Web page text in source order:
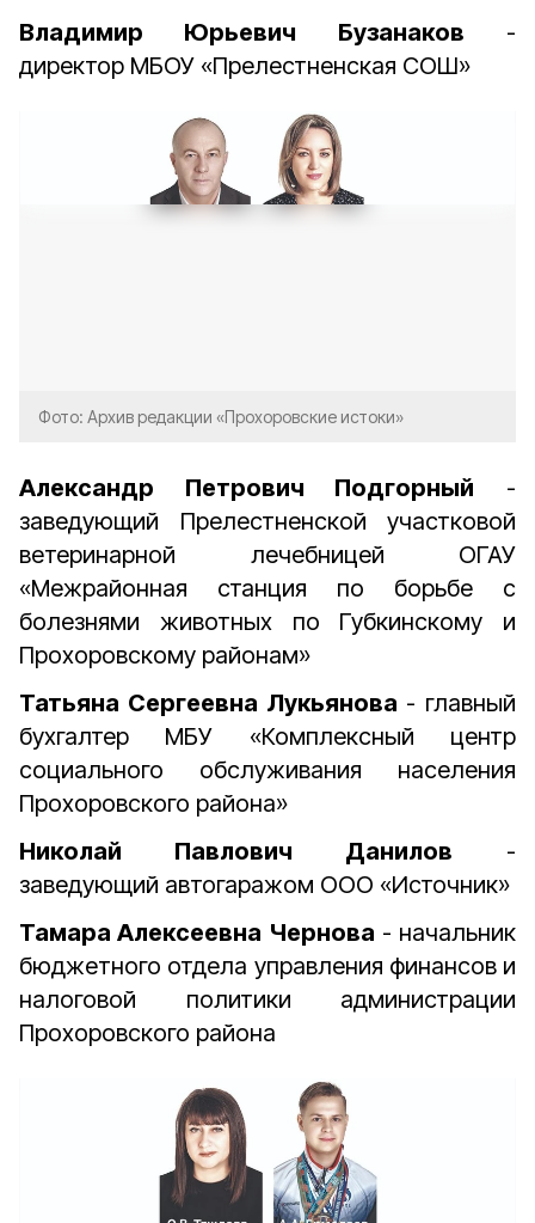
Владимир Юрьевич Бузанаков -
директор МБОУ «Прелестненская СОШ»
Фото: Архив редакции «Прохоровские истоки»
Александр Петрович Подгорный -
заведующий Прелестненской участковой
ветеринарной лечебницей ОГАУ
«Межрайонная станция по борьбе с
болезнями животных по Губкинскому и
Прохоровскому районам»
Татьяна Сергеевна Лукьянова - главный
бухгалтер МБУ «Комплексный центр
социального обслуживания населения
Прохоровского района»
Николай Павлович Данилов -
заведующий автогаражом ООО «Источник»
Тамара Алексеевна Чернова - начальник
бюджетного отдела управления финансов и
налоговой политики администрации
Прохоровского района